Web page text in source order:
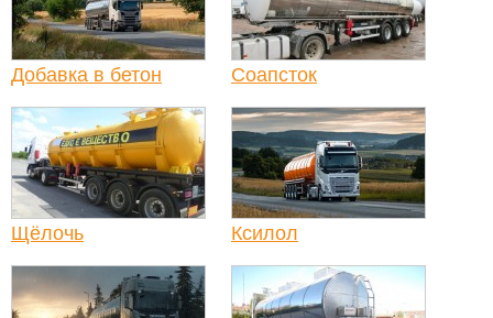
Добавка в бетон Соапсток
Щёлочь Ксилол